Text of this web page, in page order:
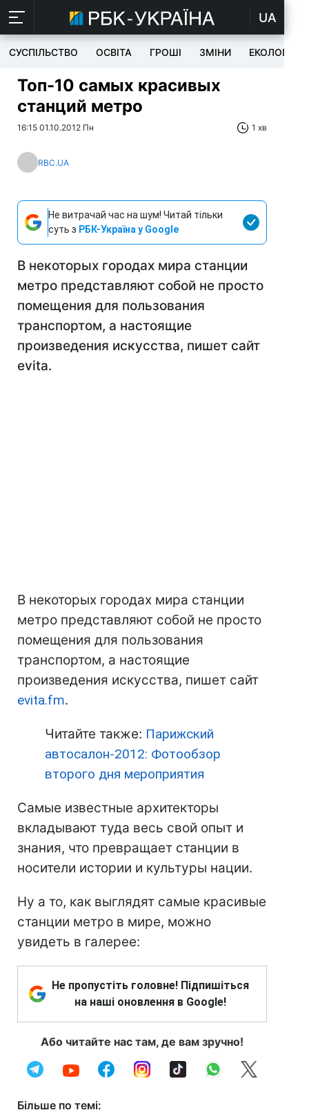
UA
СУСПІЛЬСТВО ОСВІТА ГРОШІ ЗМІНИ ЕКОЛОГІЯ
Топ-10 самых красивых
станций метро
16:15 01.10.2012 Пн 1 хв
RBC.UA
Не витрачай час на шум! Читай тільки
суть з РБК-Україна у Google
В некоторых городах мира станции
метро представляют собой не просто
помещения для пользования
транспортом, а настоящие
произведения искусства, пишет сайт
evita.
В некоторых городах мира станции
метро представляют собой не просто
помещения для пользования
транспортом, а настоящие
произведения искусства, пишет сайт
evita.fm.
Читайте также: Парижский
автосалон-2012: Фотообзор
второго дня мероприятия
Самые известные архитекторы
вкладывают туда весь свой опыт и
знания, что превращает станции в
носители истории и культуры нации.
Ну а то, как выглядят самые красивые
станции метро в мире, можно
увидеть в галерее:
Не пропустіть головне! Підпишіться
на наші оновлення в Google!
Або читайте нас там, де вам зручно!
Більше по темі: